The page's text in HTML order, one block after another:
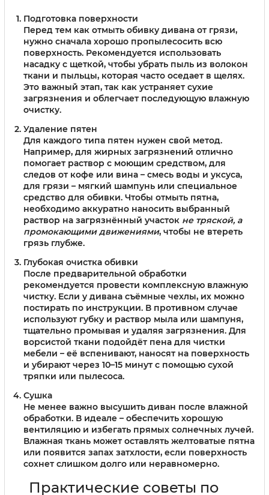
Подготовка поверхности
Перед тем как отмыть обивку дивана от грязи,
нужно сначала хорошо пропылесосить всю
поверхность. Рекомендуется использовать
насадку с щеткой, чтобы убрать пыль из волокон
ткани и пыльцы, которая часто оседает в щелях.
Это важный этап, так как устраняет сухие
загрязнения и облегчает последующую влажную
очистку.
Удаление пятен
Для каждого типа пятен нужен свой метод.
Например, для жирных загрязнений отлично
помогает раствор с моющим средством, для
следов от кофе или вина – смесь воды и уксуса,
для грязи – мягкий шампунь или специальное
средство для обивки. Чтобы отмыть пятна,
необходимо аккуратно наносить выбранный
раствор на загрязнённый участок не тряской, а
промокающими движениями, чтобы не втереть
грязь глубже.
Глубокая очистка обивки
После предварительной обработки
рекомендуется провести комплексную влажную
чистку. Если у дивана съёмные чехлы, их можно
постирать по инструкции. В противном случае
используют губку и раствор мыла или шампуня,
тщательно промывая и удаляя загрязнения. Для
ворсистой ткани подойдёт пена для чистки
мебели – её вспенивают, наносят на поверхность
и убирают через 10–15 минут с помощью сухой
тряпки или пылесоса.
Сушка
Не менее важно высушить диван после влажной
обработки. В идеале – обеспечить хорошую
вентиляцию и избегать прямых солнечных лучей.
Влажная ткань может оставлять желтоватые пятна
или появится запах затхлости, если поверхность
сохнет слишком долго или неравномерно.
Практические советы по